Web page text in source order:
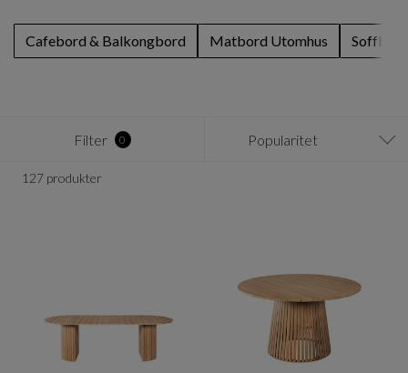
Cafebord & Balkongbord Matbord Utomhus
Filter 0 Popularitet
127 produkter